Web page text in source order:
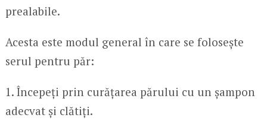
prealabile.
Acesta este modul general în care se folosește
serul pentru păr:
1. Începeți prin curățarea părului cu un șampon
adecvat și clătiți.